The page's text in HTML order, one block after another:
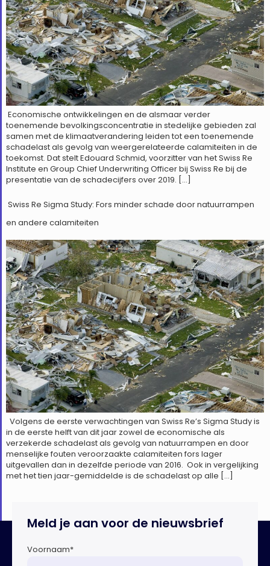
Economische ontwikkelingen en de alsmaar verder
toenemende bevolkingsconcentratie in stedelijke gebieden zal
samen met de klimaatverandering leiden tot een toenemende
schadelast als gevolg van weergerelateerde calamiteiten in de
toekomst. Dat stelt Edouard Schmid, voorzitter van het Swiss Re
Institute en Group Chief Underwriting Officer bij Swiss Re bij de
presentatie van de schadecijfers over 2019. […]
Swiss Re Sigma Study: Fors minder schade door natuurrampen
en andere calamiteiten
Volgens de eerste verwachtingen van Swiss Re’s Sigma Study is
in de eerste helft van dit jaar zowel de economische als
verzekerde schadelast als gevolg van natuurrampen en door
menselijke fouten veroorzaakte calamiteiten fors lager
uitgevallen dan in dezelfde periode van 2016. Ook in vergelijking
met het tien jaar-gemiddelde is de schadelast op alle […]
Meld je aan voor de nieuwsbrief
Voornaam*